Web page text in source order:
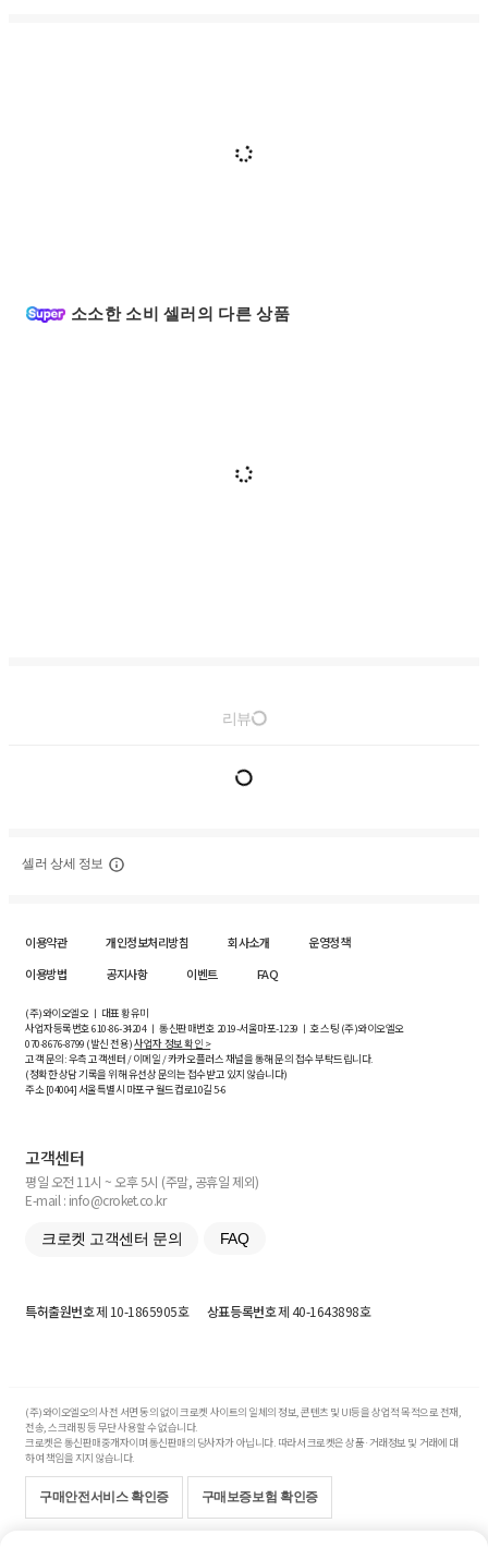
소소한 소비 셀러의 다른 상품
리뷰
셀러 상세 정보
이용약관 개인정보처리방침 회사소개
운영정책
이용방법
공지사항 이벤트 FAQ
(주)와이오엘오 ㅣ 대표 황유미
사업자등록번호610-86-34204ㅣ 통신판매번호 2019-서울마포-1239 ㅣ 호스팅 (주)와이오엘오
070-8676-8799 (발신 전용)사업자 정보 확인 >
고객 문의: 우측 고객센터 / 이메일 / 카카오플러스 채널을 통해 문의 접수 부탁드립니다.
(정확한 상담 기록을 위해 유선상 문의는 접수받고 있지 않습니다)
주소 [04004] 서울특별시 마포구 월드컵로10길5-6
고객센터
평일 오전 11시 ~ 오후 5시 (주말, 공휴일 제외)
E-mail : info@croket.co.kr
크로켓 고객센터 문의 FAQ
특허출원번호제 10-1865905호 상표등록번호제 40-1643898호
(주)와이오엘오의 사전 서면 동의 없이 크로켓 사이트의 일체의 정보, 콘텐츠 및 UI등을 상업적 목적으로 전재,
전송, 스크래핑 등 무단 사용할 수 없습니다.
크로켓은 통신판매중개자이며 통신판매의 당사자가 아닙니다. 따라서 크로켓은 상품·거래정보 및 거래에 대
하여 책임을 지지 않습니다.
구매안전서비스 확인증 구매보증보험 확인증